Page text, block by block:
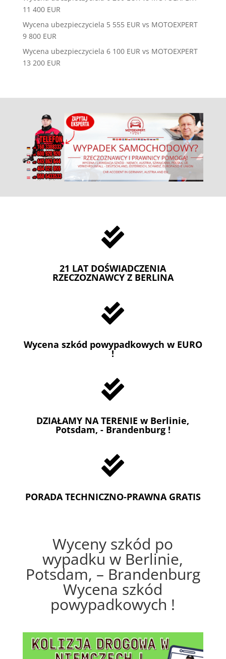
11 400 EUR
Wycena ubezpieczyciela 5 555 EUR vs MOTOEXPERT
9 800 EUR
Wycena ubezpieczyciela 6 100 EUR vs MOTOEXPERT
13 200 EUR

21 LAT DOŚWIADCZENIA
RZECZOZNAWCY Z BERLINA

Wycena szkód powypadkowych w EURO
!

DZIAŁAMY NA TERENIE w Berlinie,
Potsdam, - Brandenburg !

PORADA TECHNICZNO-PRAWNA GRATIS
Wyceny szkód po
wypadku w Berlinie,
Potsdam, – Brandenburg
Wycena szkód
powypadkowych !